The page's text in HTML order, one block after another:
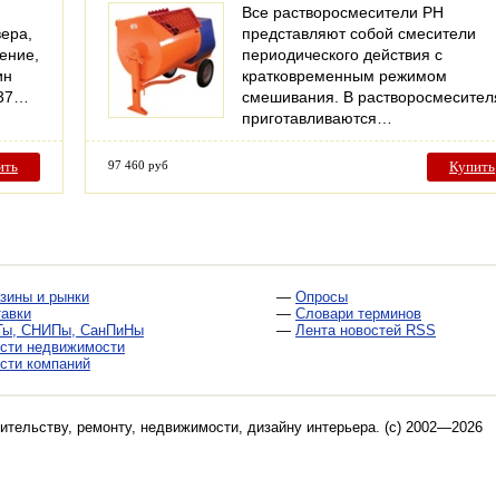
Все растворосмесители РН
представляют собой смесители
периодического действия с
кратковременным режимом
смешивания. В
приготавливаются…
97 460 руб Купить
и рынки
СНИПы, СанПиНы
недвижимости
компаний
— Опросы
— Словари терминов
— Лента новостей RSS
ремонту, недвижимости, дизайну интерьера. (c) 2002—2026